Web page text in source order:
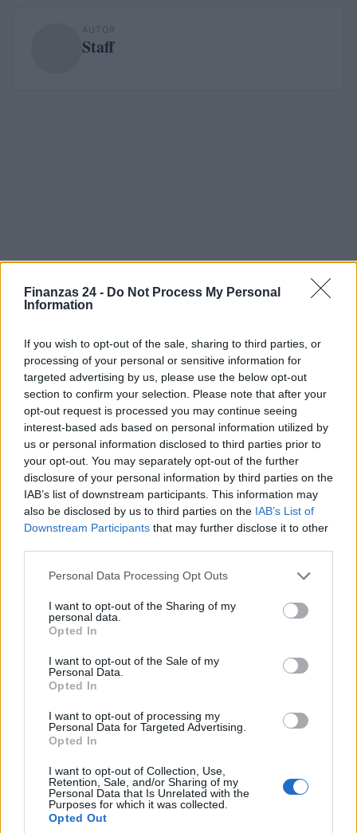
Finanzas 24 - Do Not Process My Personal
Information
If you wish to opt-out of the sale, sharing to third parties, or
processing of your personal or sensitive information for
targeted advertising by us, please use the below opt-out
section to confirm your selection. Please note that after your
opt-out request is processed you may continue seeing
interest-based ads based on personal information utilized by
us or personal information disclosed to third parties prior to
your opt-out. You may separately opt-out of the further
disclosure of your personal information by third parties on the
IAB’s list of downstream participants. This information may
also be disclosed by us to third parties on the IAB’s List of
Downstream Participants that may further disclose it to other
Please note that this website/app uses one or more Google
not limited to your visit or usage behaviour. You may click to
grant or deny consent to Google and its third-party tags to
use your data for below specified purposes in below Google
consent section.
Personal Data Processing Opt Outs
I want to opt-out of the Sharing of my
personal data.
Opted In
I want to opt-out of the Sale of my
Personal Data.
Opted In
I want to opt-out of processing my
Personal Data for Targeted Advertising.
Opted In
I want to opt-out of Collection, Use,
Retention, Sale, and/or Sharing of my
Personal Data that Is Unrelated with the
Purposes for which it was collected.
Opted Out
AUTOR
Staff
Sigue leyendo
NEWS
Brent cae un 8.3% y arrastra a las materias primas en agosto
Lucía Herrera · 6 Ago 2026
NEWS